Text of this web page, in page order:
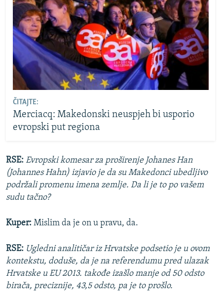
ČITAJTE:
Merciacq: Makedonski neuspjeh bi usporio
evropski put regiona
RSE: Evropski komesar za proširenje Johanes Han
(Johannes Hahn) izjavio je da su Makedonci ubedljivo
podržali promenu imena zemlje. Da li je to po vašem
sudu tačno?
Kuper: Mislim da je on u pravu, da.
RSE: Ugledni analitičar iz Hrvatske podsetio je u ovom
kontekstu, doduše, da je na referendumu pred ulazak
Hrvatske u EU 2013. takođe izašlo manje od 50 odsto
birača, preciznije, 43,5 odsto, pa je to prošlo.